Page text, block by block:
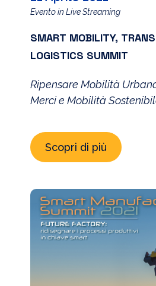
Evento in Live Streaming
SMART MOBILITY,
LOGISTICS SUMMIT
Ripensare Mobilità
Merci e Mobilità
Scopri di più